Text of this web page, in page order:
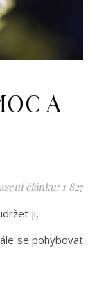
A
článku: 1 827
ji,
se pohybovat